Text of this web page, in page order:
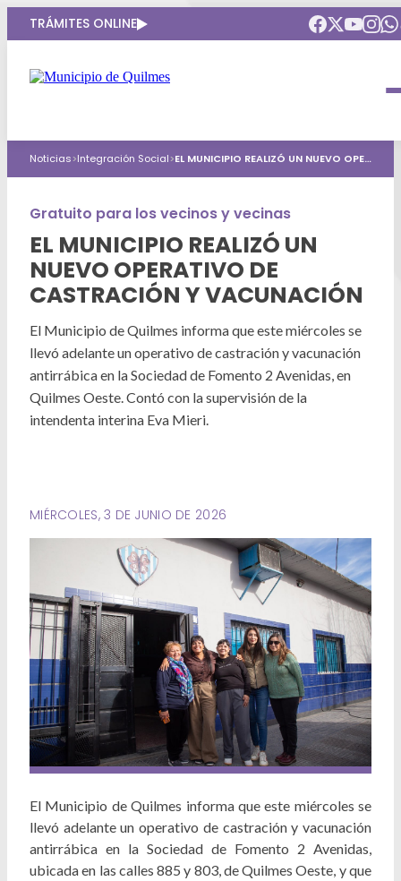
TRÁMITES ONLINE
Intendenta
Gobierno Abierto
Áreas de gobierno
HCD
Puntos de interés
Mapa interactivo
Defensoria del Pueblo
Obras Públicas
Seguridad
Salud
GIRSU
Educación
Culturas
Derechos Humanos
Empleo y Formación Laboral
Internacionales
ARQUI
Mi Quilmes Digital
Atención a la comunidad
Defensa del consumidor
Agenda municipal
Noticias>Integración Social> EL MUNICIPIO REALIZÓ UN NUEVO OPERATIVO DE CASTRACIÓN Y VACUNACIÓN
Gratuito para los vecinos y vecinas
EL MUNICIPIO REALIZÓ UN
NUEVO OPERATIVO DE
CASTRACIÓN Y VACUNACIÓN
El Municipio de Quilmes informa que este miércoles se
llevó adelante un operativo de castración y vacunación
antirrábica en la Sociedad de Fomento 2 Avenidas, en
Quilmes Oeste. Contó con la supervisión de la
intendenta interina Eva Mieri.
MIÉRCOLES, 3 DE JUNIO DE 2026
El Municipio de Quilmes informa que este miércoles se
llevó adelante un operativo de castración y vacunación
antirrábica en la Sociedad de Fomento 2 Avenidas,
ubicada en las calles 885 y 803, de Quilmes Oeste, y que